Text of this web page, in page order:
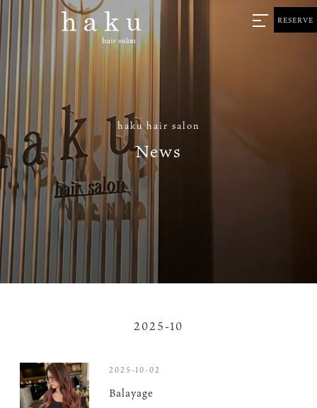
haku hair salon
News
RESERVE
2025-10
2025-10-02
Balayage